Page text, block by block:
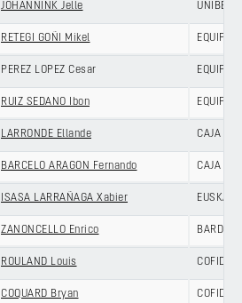
JOHANNINK Jelle UNIBET
RETEGI GOÑI Mikel EQUIPO
PEREZ LOPEZ Cesar EQUIPO
RUIZ SEDANO Ibon EQUIPO
LARRONDE Ellande CAJA
BARCELO ARAGON Fernando CAJA
ISASA LARRAÑAGA Xabier
ZANONCELLO Enrico
ROULAND Louis COFIDIS
COQUARD Bryan COFIDIS